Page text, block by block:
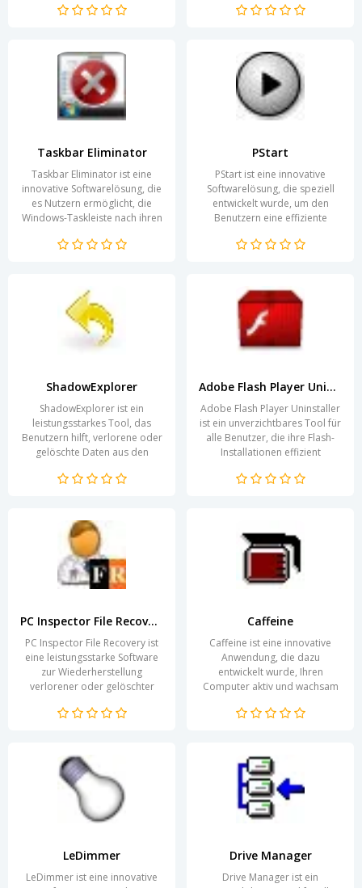
Oftmals müssen...
Anwendungen in anpassbare
Taskbar Eliminator
Taskbar Eliminator ist eine
innovative Softwarelösung, die
es Nutzern ermöglicht, die
Windows-Taskleiste nach ihren
die Anpassung...
PStart
PStart ist eine innovative
Softwarelösung, die speziell
entwickelt wurde, um den
Benutzern eine effiziente
und beruflichen...
ShadowExplorer
ShadowExplorer ist ein
leistungsstarkes Tool, das
Benutzern hilft, verlorene oder
gelöschte Daten aus den
wiederherzustellen. Diese...
Adobe Flash Player Uninstaller
Adobe Flash Player Uninstaller
ist ein unverzichtbares Tool für
alle Benutzer, die ihre Flash-
Installationen effizient
Software...
PC Inspector File Recovery
PC Inspector File Recovery ist
eine leistungsstarke Software
zur Wiederherstellung
verlorener oder gelöschter
Speichermedien. Diese...
Caffeine
Caffeine ist eine innovative
Anwendung, die dazu
entwickelt wurde, Ihren
Computer aktiv und wachsam
den Bildschirm sperren zu...
LeDimmer
LeDimmer ist eine innovative
Drive Manager
Drive Manager ist ein